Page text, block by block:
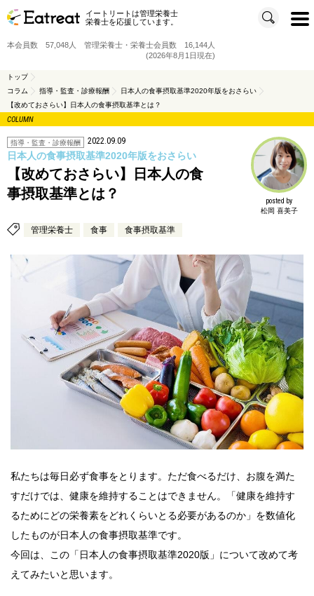
イートリートは管理栄養士
栄養士を応援しています。
t
o
i
本会員数 57,048人 管理栄養士・栄養士会員数 16,144人
(2026年8月1日現在)
トップ
コラム
指導・監査・診療報酬
日本人の食事摂取基準2020年版をおさらい
【改めておさらい】日本人の食事摂取基準とは？
COLUMN
指導・監査・診療報酬 2022.09.09
日本人の食事摂取基準2020年版をおさらい
【改めておさらい】日本人の食
事摂取基準とは？
posted by
松岡 喜美子
管理栄養士 食事 食事摂取基準
私たちは毎日必ず食事をとります。ただ食べるだけ、お腹を満た
すだけでは、健康を維持することはできません。「健康を維持す
るためにどの栄養素をどれくらいとる必要があるのか」を数値化
したものが日本人の食事摂取基準です。
今回は、この「日本人の食事摂取基準2020版」について改めて考
えてみたいと思います。